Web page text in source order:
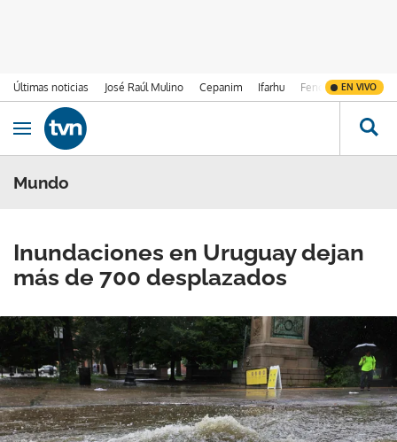
Últimas noticias José Raúl Mulino Cepanim Ifarhu Fenómeno de El
EN VIVO
Ir al contenido
Obrir navegació
Mundo
Inundaciones en Uruguay dejan
más de 700 desplazados